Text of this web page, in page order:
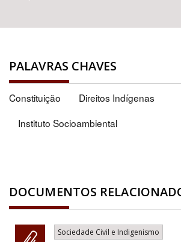
PALAVRAS CHAVES
Constituição
Direitos Indígenas
Instituto Socioambiental
DOCUMENTOS
Sociedade Civil e Indigenismo